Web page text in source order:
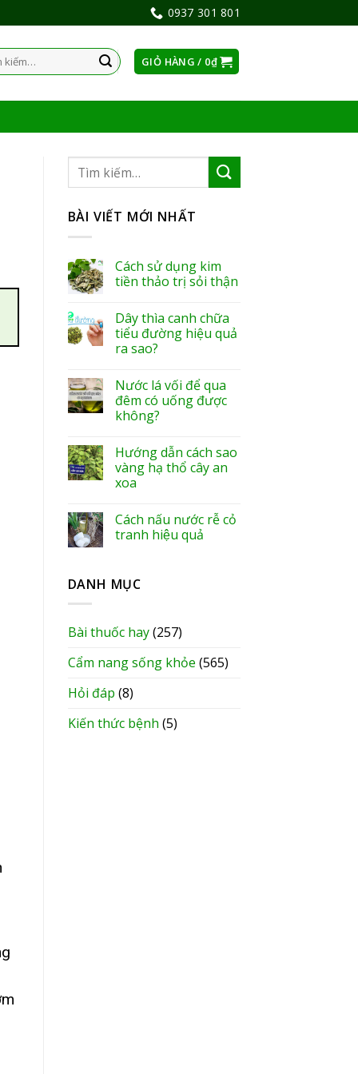
0937 301 801
GIỎ HÀNG / 0₫
BÀI VIẾT MỚI NHẤT
Cách sử dụng kim
tiền thảo trị sỏi thận
Dây thìa canh chữa
tiểu đường hiệu quả
ra sao?
Nước lá vối để qua
đêm có uống được
không?
Hướng dẫn cách sao
vàng hạ thổ cây an
xoa
Cách nấu nước rễ cỏ
tranh hiệu quả
DANH MỤC
Bài thuốc hay(257)
Cẩm nang sống khỏe (565)
Hỏi đáp (8)
Kiến thức bệnh (5)